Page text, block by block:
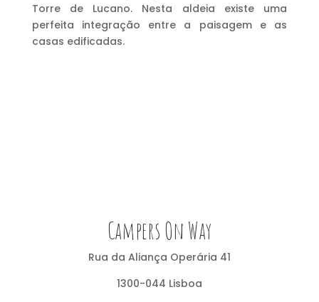
Torre de Lucano. Nesta aldeia existe uma
perfeita integração entre a paisagem e as
casas edificadas.
Campers On Way
Rua da Aliança Operária 41
1300-044 Lisboa